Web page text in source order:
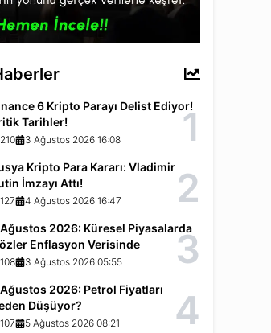
6 Kripto Parayı Delist Ediyor!
Tarihler!
210 3 Ağustos 2026 16:08 1
Kripto Para Kararı: Vladimir
İmzayı Attı!
127 4 Ağustos 2026 16:47 2
2026: Küresel Piyasalarda
Enflasyon Verisinde
108 3 Ağustos 2026 05:55 3
2026: Petrol Fiyatları
Düşüyor?
107 5 Ağustos 2026 08:21 4